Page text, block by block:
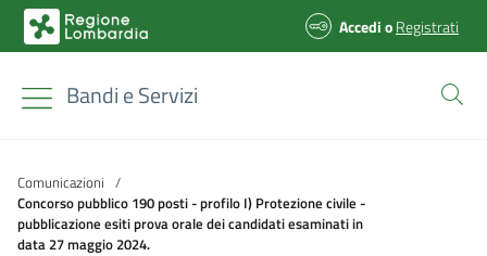
AccedioRegistrati
Bandi e Servizi
Comunicazioni /
Concorso pubblico 190 posti - profilo I) Protezione civile -
pubblicazione esiti prova orale dei candidati esaminati in
data 27 maggio 2024.